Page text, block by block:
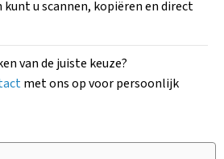
kunt u scannen, kopiëren en direct
van de juiste keuze?
met ons op voor persoonlijk